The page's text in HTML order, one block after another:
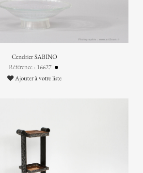
Cendrier SABINO
Référence : 16627
Ajouter à votre liste